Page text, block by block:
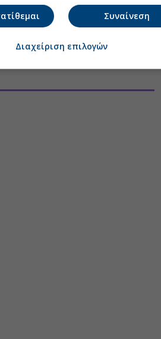
projects (11:07 06/08/2026)
Securities – Βλέπει άνοδο κερδών
(09:07 06/08/2026)
Συναίνεση
Διαχείριση επιλογών